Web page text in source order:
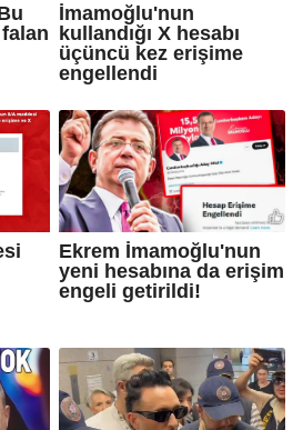
İmamoğlu'nun
kullandığı X hesabı
üçüncü kez erişime
engellendi
Ekrem İmamoğlu'nun
yeni hesabına da erişim
engeli getirildi!